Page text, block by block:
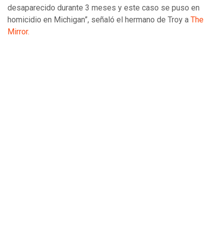
desaparecido durante 3 meses y este caso se puso en
homicidio en Michigan”, señaló el hermano de Troy a The
Mirror.